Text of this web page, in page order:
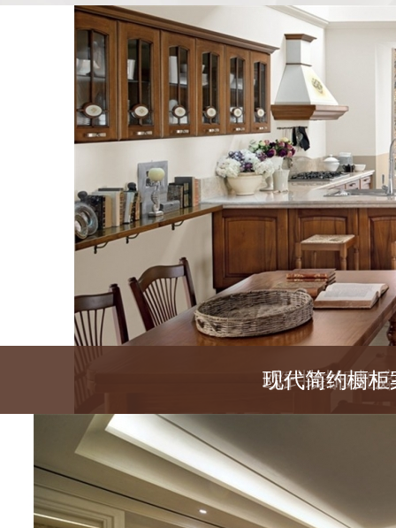
新中式橱柜
欧式装饰墙板
现代简约橱柜